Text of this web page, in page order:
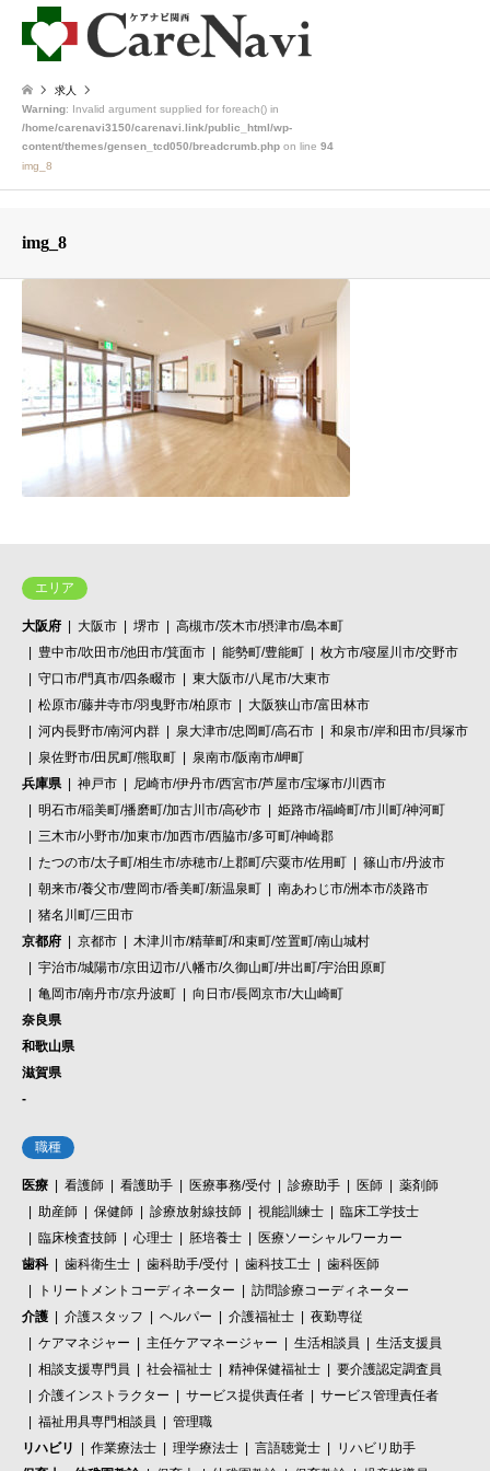
求人
Warning: Invalid argument supplied for foreach() in
/home/carenavi3150/carenavi.link/public_html/wp-
content/themes/gensen_tcd050/breadcrumb.php on line 94
img_8
img_8
エリア
大阪府 大阪市 堺市
高槻市/茨木市/摂津市/島本町
豊中市/吹田市/池田市/箕面市
能勢町/豊能町
枚方市/寝屋川市/交野市
守口市/門真市/四条畷市
東大阪市/八尾市/大東市
松原市/藤井寺市/羽曳野市/柏原市
大阪狭山市/富田林市
河内長野市/南河内群
泉大津市/忠岡町/高石市
和泉市/岸和田市/貝塚市
泉佐野市/田尻町/熊取町
泉南市/阪南市/岬町
兵庫県
神戸市
尼崎市/伊丹市/西宮市/芦屋市/宝塚市/川西市
明石市/稲美町/播磨町/加古川市/高砂市
姫路市/福崎町/市川町/神河町
三木市/小野市/加東市/加西市/西脇市/多可町/神崎郡
たつの市/太子町/相生市/赤穂市/上郡町/宍粟市/佐用町
篠山市/丹波市
朝来市/養父市/豊岡市/香美町/新温泉町
南あわじ市/洲本市/淡路市
猪名川町/三田市
京都府
京都市
木津川市/精華町/和束町/笠置町/南山城村
宇治市/城陽市/京田辺市/八幡市/久御山町/井出町/宇治田原町
亀岡市/南丹市/京丹波町
向日市/長岡京市/大山崎町
奈良県
和歌山県
滋賀県
-
職種
医療 看護師 看護助手 医療事務/受付 診療助手 医師
薬剤師
助産師
保健師 診療放射線技師 視能訓練士
臨床工学技士
臨床検査技師
心理士 胚培養士
医療ソーシャルワーカー
歯科
歯科衛生士 歯科助手/受付 歯科技工士
歯科医師
トリートメントコーディネーター
訪問診療コーディネーター
介護
介護スタッフ ヘルパー 介護福祉士
夜勤専従
ケアマネジャー
主任ケアマネージャー 生活相談員
生活支援員
相談支援専門員
社会福祉士 精神保健福祉士
要介護認定調査員
介護インストラクター
サービス提供責任者
サービス管理責任者
福祉用具専門相談員
管理職
リハビリ
作業療法士 理学療法士 言語聴覚士
リハビリ助手